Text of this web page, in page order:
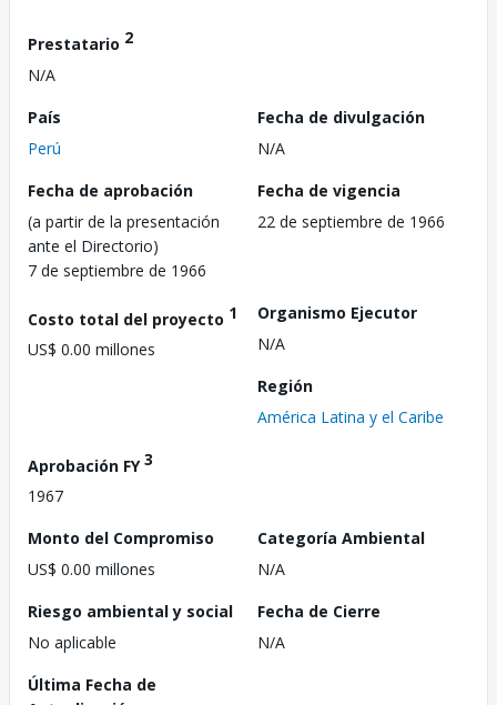
Prestatario 2
N/A
País
Perú
Fecha de divulgación
N/A
Fecha de aprobación
(a partir de la presentación
ante el Directorio)
7 de septiembre de 1966
Fecha de vigencia
22 de septiembre de 1966
Costo total del proyecto 1
US$ 0.00 millones
Organismo Ejecutor
N/A
Región
América Latina y el Caribe
Aprobación FY3
1967
Monto del Compromiso
US$ 0.00 millones
Categoría Ambiental
N/A
Riesgo ambiental y social
No aplicable
Fecha de Cierre
N/A
Última Fecha de